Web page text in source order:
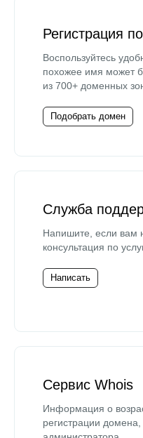
Регистрация
Воспользуйтесь
похожее имя может
из 700+ доменных
Подобрать домен
Служба
Напишите, если вам
консультация по
Написать
Сервис Whois
Информация о
регистрации домена,